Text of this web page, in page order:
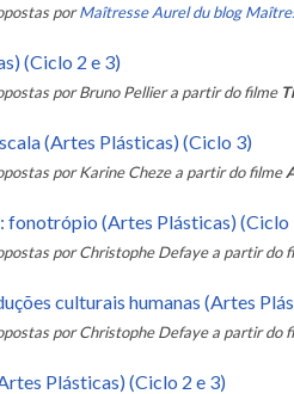
por Maîtresse Aurel du blog
(Ciclo 2 e 3)
por Bruno Pellier a partir do filme
(Artes Plásticas) (Ciclo 3)
por Karine Cheze a partir do filme
fonotrópio (Artes Plásticas) (Ciclo
por Christophe Defaye a partir do
culturais humanas (Artes
por Christophe Defaye a partir do
Plásticas) (Ciclo 2 e 3)